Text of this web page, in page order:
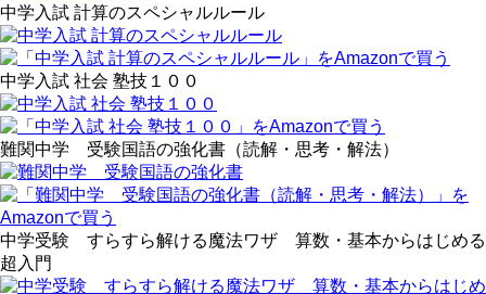
中学入試 計算のスペシャルルール
中学入試 社会 塾技１００
難関中学 受験国語の強化書（読解・思考・解法）
中学受験 すらすら解ける魔法ワザ 算数・基本からはじめる
超入門